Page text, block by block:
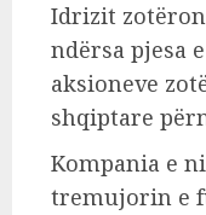
Idrizit
ndërsa pjesa
aksioneve
shqiptare
Kompania e
tremujorin e